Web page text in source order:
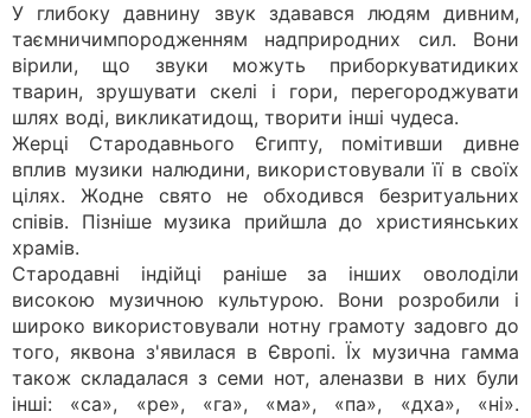
У глибоку давнину звук здавався людям дивним,
таємничимпородженням надприродних сил. Вони
вірили, що звуки можуть приборкуватидиких
тварин, зрушувати скелі і гори, перегороджувати
шлях воді, викликатидощ, творити інші чудеса.
Жерці Стародавнього Єгипту, помітивши дивне
вплив музики налюдини, використовували її в своїх
цілях. Жодне свято не обходився безритуальних
співів. Пізніше музика прийшла до християнських
храмів.
Стародавні індійці раніше за інших оволоділи
високою музичною культурою. Вони розробили і
широко використовували нотну грамоту задовго до
того, яквона з'явилася в Європі. Їх музична гамма
також складалася з семи нот, аленазви в них були
інші: «са», «ре», «га», «ма», «па», «дха», «ні».